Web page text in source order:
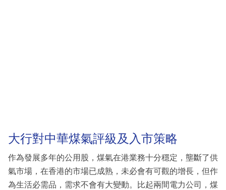
大行對中華煤氣評級及入市策略
作為發展多年的公用股，煤氣在港業務十分穩定，壟斷了供
氣市場，在香港的市場已成熟，未必會有可觀的增長，但作
為生活必需品，需求不會有大變動。比起兩間電力公司，煤